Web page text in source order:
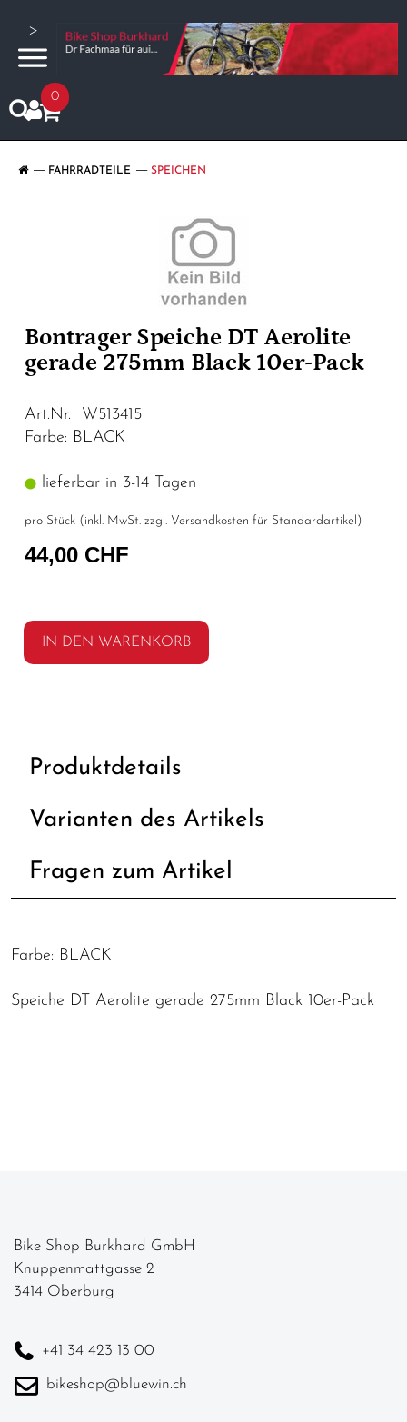
>
0
FAHRRADTEILE SPEICHEN
Bontrager Speiche DT Aerolite
gerade 275mm Black 10er-Pack
Art.Nr. W513415
Farbe: BLACK
lieferbar in 3-14 Tagen
pro Stück (inkl. MwSt. zzgl. Versandkosten für Standardartikel )
44,00 CHF
IN DEN WARENKORB
Produktdetails
Varianten des Artikels
Fragen zum Artikel
Farbe: BLACK
Speiche DT Aerolite gerade 275mm Black 10er-Pack
Bike Shop Burkhard GmbH
Knuppenmattgasse 2
3414 Oberburg
+41 34 423 13 00
bikeshop@bluewin.ch